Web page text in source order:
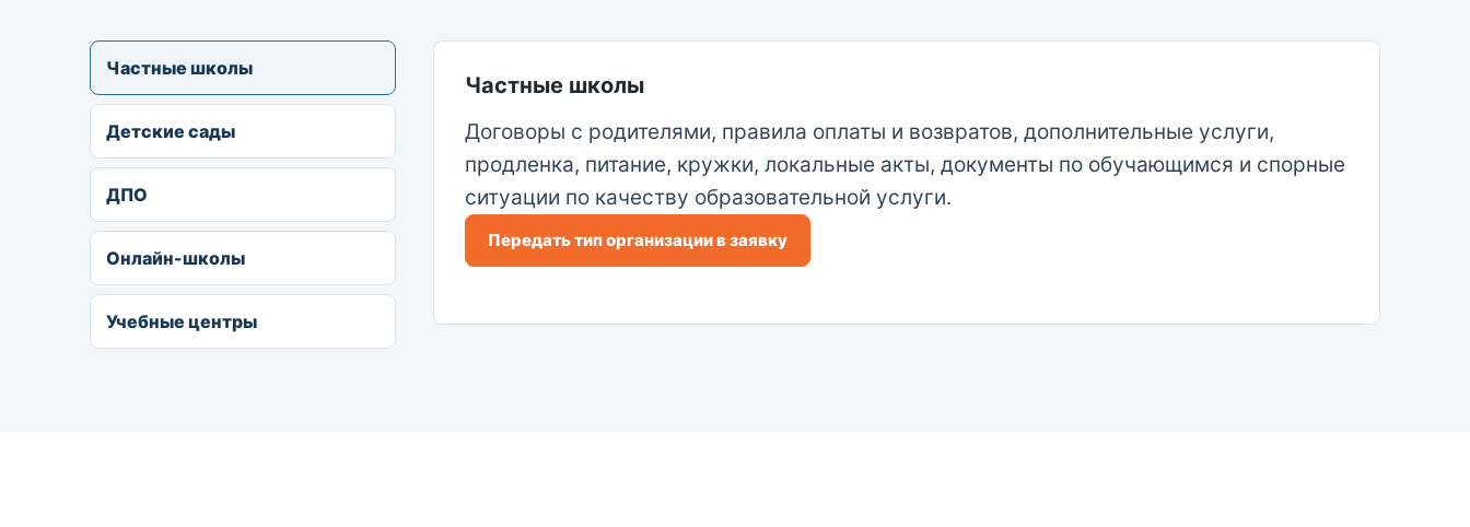
Частные школы
Детские сады
ДПО
Онлайн-школы
Учебные центры
Частные школы
Договоры с родителями, правила оплаты и возвратов, дополнительные услуги,
продленка, питание, кружки, локальные акты, документы по обучающимся и спорные
ситуации по качеству образовательной услуги.
Передать тип организации в заявку